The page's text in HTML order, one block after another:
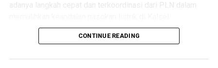
adanya langkah cepat dan terkoordinasi dari PLN dalam
Hadi Rahman menyampaikan bahwa pemadaman listrik
sektor, mulai dari aktivitas rumah tangga warga, pelayanan
CONTINUE READING